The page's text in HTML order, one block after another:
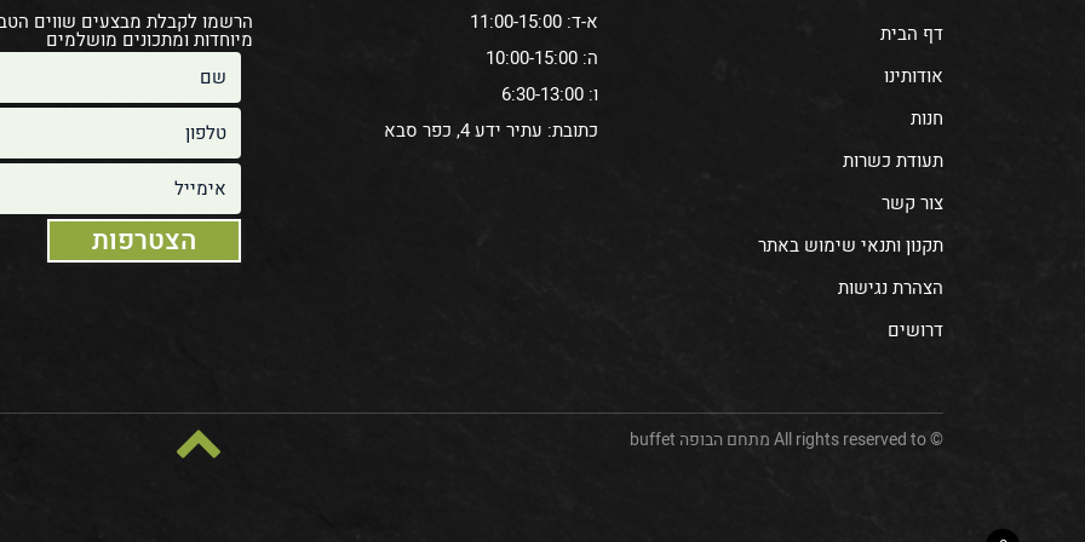
דף הבית
אודותינו
חנות
תעודת כשרות
צור קשר
תקנון ותנאי שימוש באתר
הצהרת נגישות
דרושים
א-ד: 11:00-15:00
ה: 10:00-15:00
ו: 6:30-13:00
כתובת: עתיר ידע 4, כפר סבא
הרשמו לקבלת מבצעים שווים
מיוחדות ומתכונים מושלמים
© All rights reserved to מתחם הבופה buffet